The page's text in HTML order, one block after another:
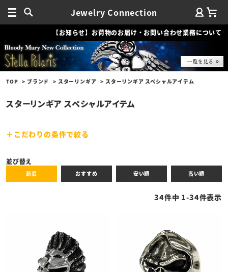
Jewelry Connection
【お知らせ】お荷物のお届け・お問い合わせ業務について
TOP ブランド スターリンギア スターリンギア スペシャルアイテム
スターリンギア スペシャルアイテム
こだわりの条件で絞る
全ての商品
セール商品
並び替え
新着 おすすめ 安い順 高い順
34件中 1-34件表示